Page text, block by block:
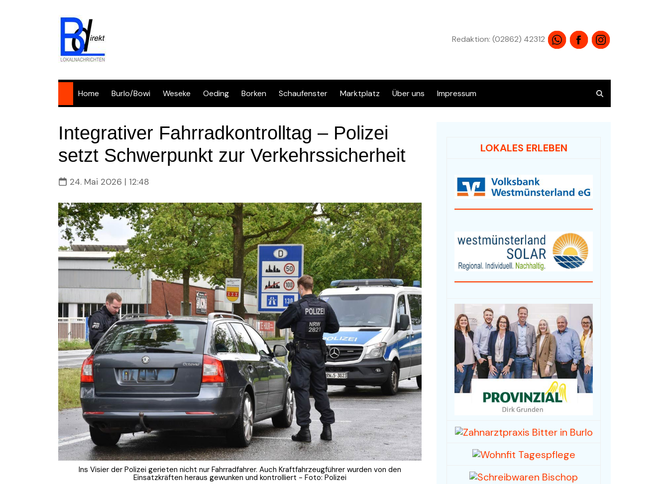
Redaktion: (02862) 42312
Home Burlo/Bowi Weseke Oeding Borken Schaufenster Marktplatz
Info & FAQ
Regelwerk & Datenschutz
Übersicht alle Angebote
Audio / HiFi / Electronic
Fahrzeuge / Fahrräder
Foto- und Videografie
Haus & Garten
Hobby/Musikinstrumente
& Zubehör
Spielwaren /
Sammlerstücke
Sport, -kleidung & -
Über uns Impressum
Integrativer Fahrradkontrolltag – Polizei
setzt Schwerpunkt zur Verkehrssicherheit
24. Mai 2026 | 12:48
Ins Visier der Polizei gerieten nicht nur Fahrradfahrer. Auch Kraftfahrzeugführer wurden von den
Einsatzkräften heraus gewunken und kontrolliert - Foto: Polizei
LOKALES ERLEBEN